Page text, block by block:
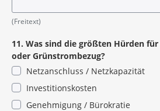
(Freitext)
11. Was sind die größten Hürden für
oder Grünstrombezug?
Netzanschluss / Netzkapazität
Investitionskosten
Genehmigung / Bürokratie